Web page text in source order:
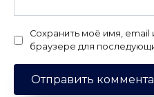
Сохранить моё имя, email
браузере для